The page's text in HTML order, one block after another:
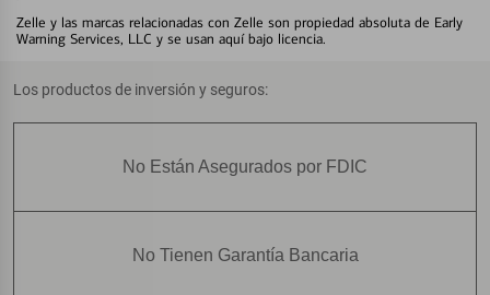
Zelle y las marcas relacionadas con Zelle son propiedad absoluta de Early
Warning Services, LLC y se usan aquí bajo licencia.
Los productos de inversión y seguros:
No Están Asegurados por FDIC
No Tienen Garantía Bancaria